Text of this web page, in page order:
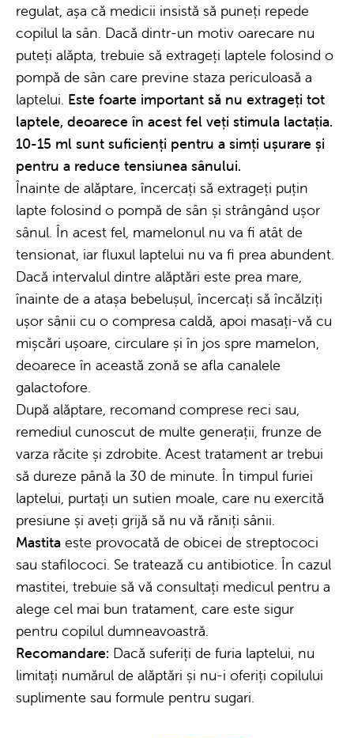
regulat, așa că medicii insistă să puneți repede
copilul la sân. Dacă dintr-un motiv oarecare nu
puteți alăpta, trebuie să extrageți laptele folosind o
pompă de sân care previne staza periculoasă a
laptelui. Este foarte important să nu extrageți tot
laptele, deoarece în acest fel veți stimula lactația.
10-15 ml sunt suficienți pentru a simți ușurare și
pentru a reduce tensiunea sânului.
Înainte de alăptare, încercați să extrageți puțin
lapte folosind o pompă de sân și strângând ușor
sânul. În acest fel, mamelonul nu va fi atât de
tensionat, iar fluxul laptelui nu va fi prea abundent.
Dacă intervalul dintre alăptări este prea mare,
înainte de a atașa bebelușul, încercați să încălziți
ușor sânii cu o compresa caldă, apoi masați-vă cu
mișcări ușoare, circulare și în jos spre mamelon,
deoarece în această zonă se afla canalele
galactofore.
După alăptare, recomand comprese reci sau,
remediul cunoscut de multe generații, frunze de
varza răcite și zdrobite. Acest tratament ar trebui
să dureze până la 30 de minute. În timpul furiei
laptelui, purtați un sutien moale, care nu exercită
presiune și aveți grijă să nu vă răniți sânii.
Mastita este provocată de obicei de streptococi
sau stafilococi. Se tratează cu antibiotice. În cazul
mastitei, trebuie să vă consultați medicul pentru a
alege cel mai bun tratament, care este sigur
pentru copilul dumneavoastră.
Recomandare: Dacă suferiți de furia laptelui, nu
limitați numărul de alăptări și nu-i oferiți copilului
suplimente sau formule pentru sugari.